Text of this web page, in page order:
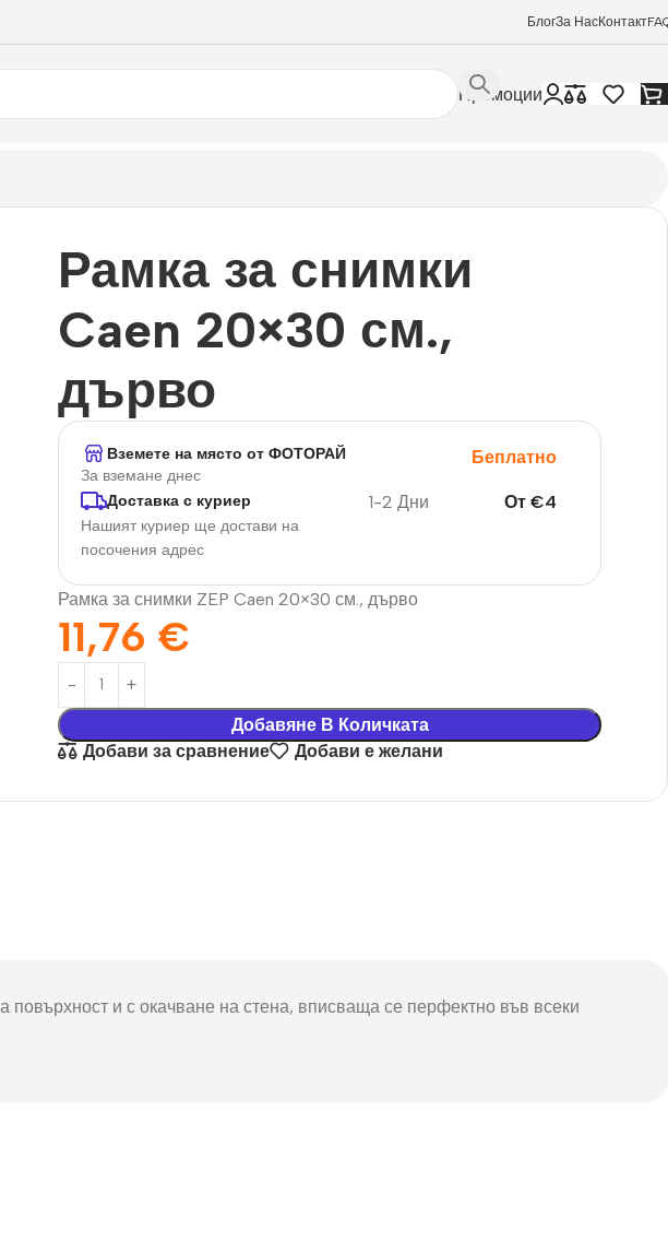
БлогЗа НасКонтакт
Промоции
Рамка за снимки
Caen 20×30 см.,
дърво
Вземете на място от ФОТОРАЙ
За вземане днес
Беплатно
Доставка с куриер
Нашият куриер ще достави на
посочения адрес
1-2 Дни От €4
Рамка за снимки ZEP Caen 20×30 см., дърво
11,76€
Добавяне В Количката
Добави за сравнение
Добави е желани
и с окачване на стена, вписваща се перфектно във всеки